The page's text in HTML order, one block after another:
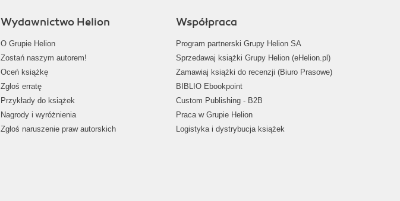
Wydawnictwo Helion
O Grupie Helion
Zostań naszym autorem!
Oceń książkę
Zgłoś erratę
Przykłady do książek
Nagrody i wyróżnienia
Zgłoś naruszenie praw autorskich
Współpraca
Program partnerski Grupy Helion SA
Sprzedawaj książki Grupy Helion (eHelion.pl)
Zamawiaj książki do recenzji (Biuro Prasowe)
BIBLIO Ebookpoint
Custom Publishing - B2B
Praca w Grupie Helion
Logistyka i dystrybucja książek